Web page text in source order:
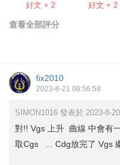
好文 + 2
好文 + 2
查看全部評分
fix2010
2023-8-21 06:56:58
SIMON1016 發表於 2023-8-
對!! Vgs 上升 曲線 中會有
取Cgs ... Cdg放完了 Vgs